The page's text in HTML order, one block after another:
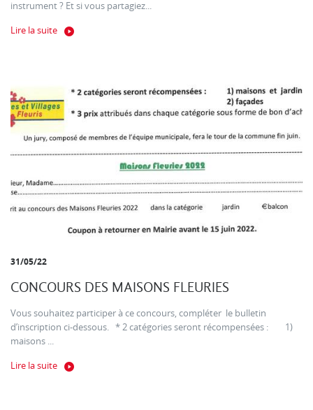
instrument ? Et si vous partagiez...
Lire la suite
31/05/22
CONCOURS DES MAISONS FLEURIES
Vous souhaitez participer à ce concours, compléter le bulletin
d’inscription ci-dessous. * 2 catégories seront récompensées : 1)
maisons ...
Lire la suite